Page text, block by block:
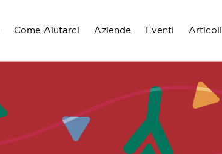
Come Aiutarci Aziende Eventi Articoli